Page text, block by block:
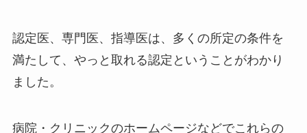
認定医、専門医、指導医は、多くの所定の条件を
満たして、やっと取れる認定ということがわかり
ました。
病院・クリニックのホームページなどでこれらの